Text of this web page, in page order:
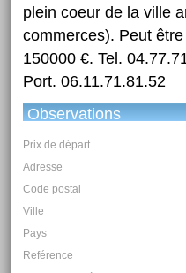
plein coeur de la ville
commerces). Peut
150000 €. Tel.
Port. 06.11.71.81.52
Observations
Prix de départ
Adresse
Code postal
Ville
Pays
Reférence